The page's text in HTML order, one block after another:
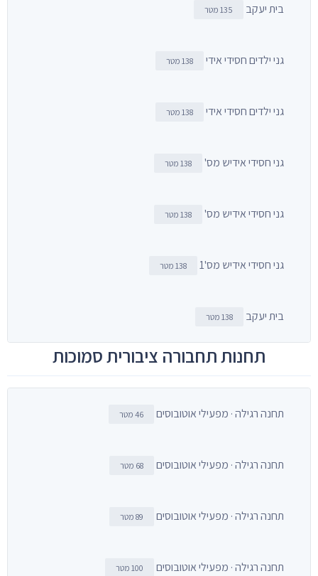
בית יעקב 135 מטר
גני ילדים חסידי אידי 138 מטר
גני ילדים חסידי אידי 138 מטר
גני חסידי אידיש מס' 138 מטר
גני חסידי אידיש מס' 138 מטר
גני חסידי אידיש מס'1 138 מטר
בית יעקב 138 מטר
תחנות תחבורה ציבורית סמוכות
תחנה רגילה · מפעילי אוטובוסים 46 מטר
תחנה רגילה · מפעילי אוטובוסים 68 מטר
תחנה רגילה · מפעילי אוטובוסים 89 מטר
תחנה רגילה · מפעילי אוטובוסים 100 מטר